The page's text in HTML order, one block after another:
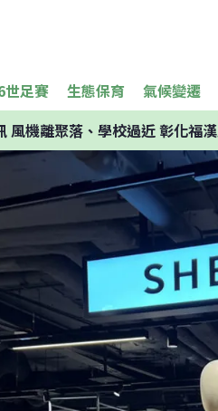
世足賽 生態保育 氣候變遷
風機離聚落、學校過近 彰化福